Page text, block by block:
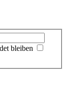
bleiben